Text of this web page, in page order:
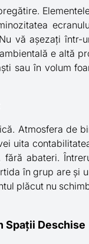
vă așezați într-
e altă
sau în volum
Atmosfera de
uita
abateri.
în grup are și
plăcut nu
Spații Deschise